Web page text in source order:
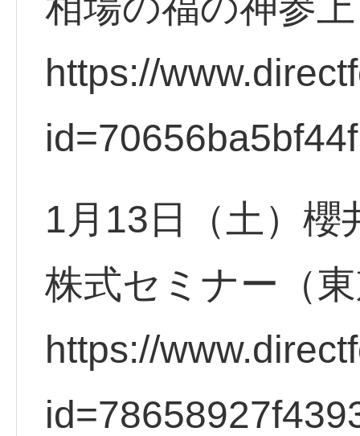
https://
1月13日（土）
株式セミナー（
https://